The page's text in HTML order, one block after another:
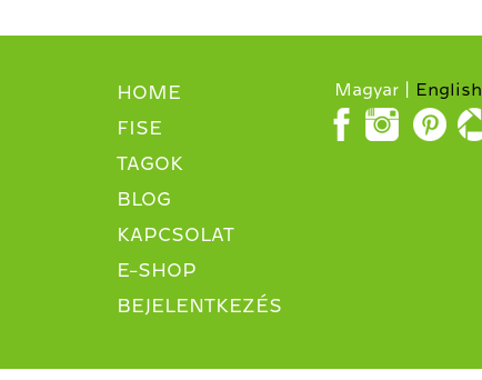
HOME
FISE
TAGOK
BLOG
KAPCSOLAT
E-SHOP
BEJELENTKEZÉS
Magyar English